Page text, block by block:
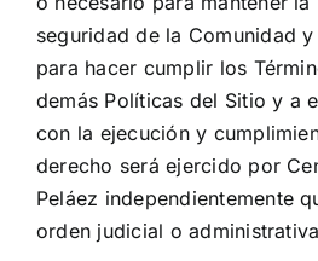
seguridad de la Comunidad
para hacer cumplir los
demás Políticas del Sitio y a
con la ejecución y
derecho será ejercido por
Peláez independientemente
orden judicial o